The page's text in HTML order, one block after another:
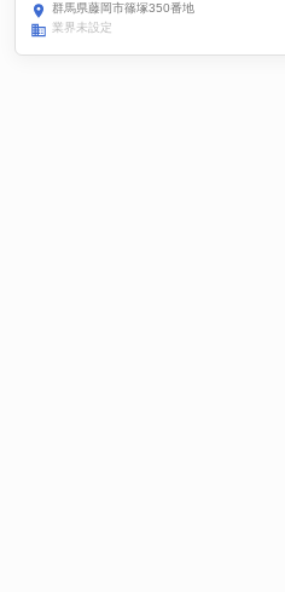
群馬県藤岡市篠塚350番地
業界未設定